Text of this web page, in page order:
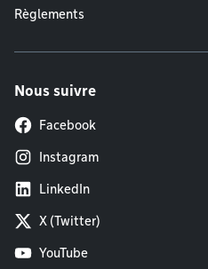
Règlements
Nous suivre
Facebook
Instagram
LinkedIn
X (Twitter)
YouTube